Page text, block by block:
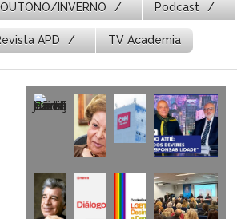
INVERNO Podcast
APD TV Academia